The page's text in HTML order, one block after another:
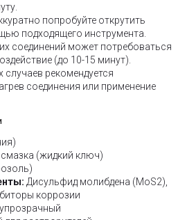
попробуйте открутить
подходящего инструмента.
соединений может потребоваться
(до 10-15 минут).
рекомендуется
соединения или применение
(жидкий ключ)
Дисульфид молибдена (MoS2),
коррозии